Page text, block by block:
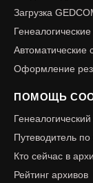
Загрузка
Автоматические
Оформление
ПОМОЩЬ
Путеводитель
Кто сейчас в
Рейтинг архивов